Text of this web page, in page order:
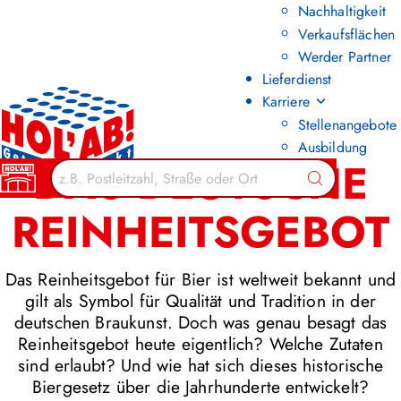
Nachhaltigkeit
Verkaufsflächen
Werder Partner
Lieferdienst
Karriere
Stellenangebote
Ausbildung
Suchen
DAS DEUTSCHE
REINHEITSGEBOT
Das Reinheitsgebot für Bier ist weltweit bekannt und
gilt als Symbol für Qualität und Tradition in der
deutschen Braukunst. Doch was genau besagt das
Reinheitsgebot heute eigentlich? Welche Zutaten
sind erlaubt? Und wie hat sich dieses historische
Biergesetz über die Jahrhunderte entwickelt?